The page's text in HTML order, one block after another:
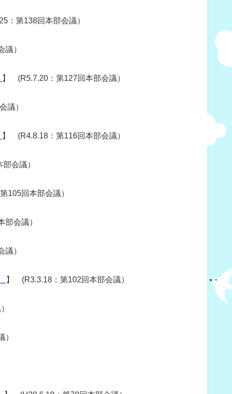
：第138回本部会議）
議）
】 (R5.7.20：第127回本部会議）
議）
】 (R4.8.18：第116回本部会議）
会議）
105回本部会議）
部会議）
議）
】 (R3.3.18：第102回本部会議）